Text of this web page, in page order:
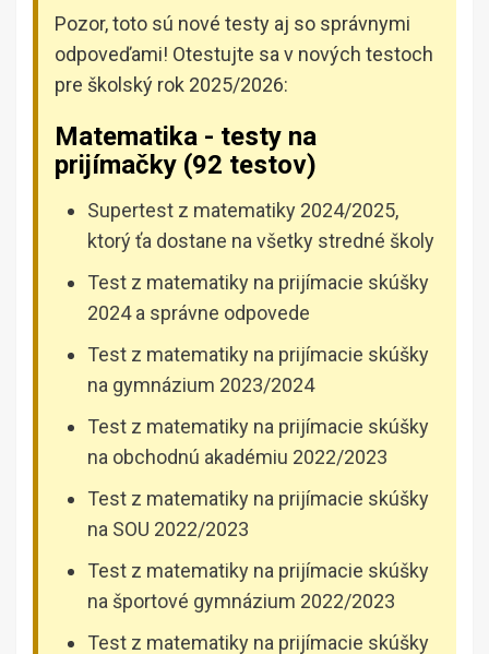
Pozor, toto sú nové testy aj so správnymi
odpoveďami! Otestujte sa v nových testoch
pre školský rok 2025/2026:
Matematika - testy na
prijímačky (92 testov)
Supertest z matematiky 2024/2025,
ktorý ťa dostane na všetky stredné školy
Test z matematiky na prijímacie skúšky
2024 a správne odpovede
Test z matematiky na prijímacie skúšky
na gymnázium 2023/2024
Test z matematiky na prijímacie skúšky
na obchodnú akadémiu 2022/2023
Test z matematiky na prijímacie skúšky
na SOU 2022/2023
Test z matematiky na prijímacie skúšky
na športové gymnázium 2022/2023
Test z matematiky na prijímacie skúšky